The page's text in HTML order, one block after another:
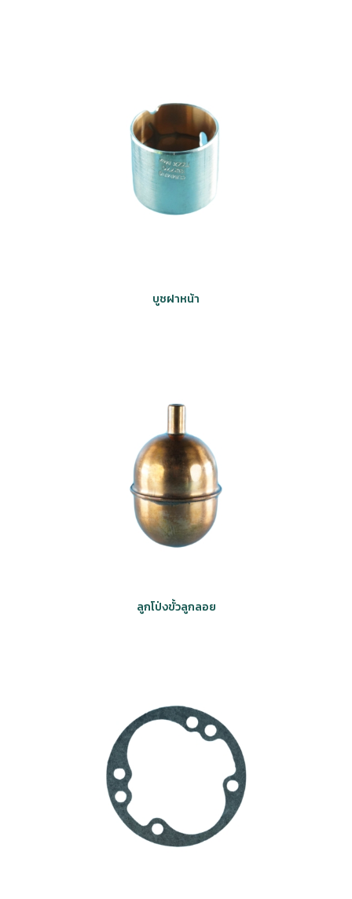
บูชฝาหน้า
ลูกโป่งขั้วลูกลอย